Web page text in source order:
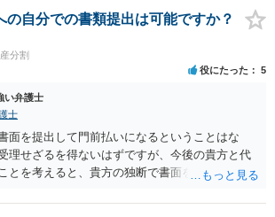
の自分での書類提出は可能ですか？
分割
役にたった 5
い弁護士
士
面を提出して門前払いになるということはな
理せざるを得ないはずですが、今後の貴方と代
とを考えると、貴方の独断で書面を提出したり
渋っているようですが、弁護士として提出の実